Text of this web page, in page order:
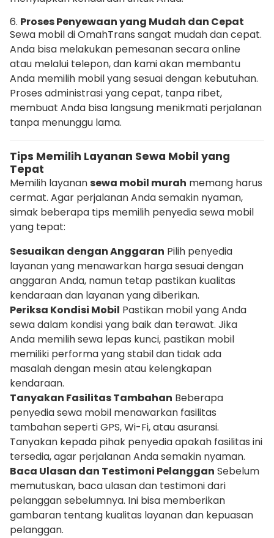
6. Proses Penyewaan yang Mudah dan Cepat
Sewa mobil di OmahTrans sangat mudah dan cepat.
Anda bisa melakukan pemesanan secara online
atau melalui telepon, dan kami akan membantu
Anda memilih mobil yang sesuai dengan kebutuhan.
Proses administrasi yang cepat, tanpa ribet,
membuat Anda bisa langsung menikmati perjalanan
tanpa menunggu lama.
Tips Memilih Layanan Sewa Mobil yang
Tepat
Memilih layanansewa mobil murah memang harus
cermat. Agar perjalanan Anda semakin nyaman,
simak beberapa tips memilih penyedia sewa mobil
yang tepat:
Sesuaikan dengan Anggaran Pilih penyedia
layanan yang menawarkan harga sesuai dengan
anggaran Anda, namun tetap pastikan kualitas
kendaraan dan layanan yang diberikan.
Periksa Kondisi Mobil Pastikan mobil yang Anda
sewa dalam kondisi yang baik dan terawat. Jika
Anda memilih sewa lepas kunci, pastikan mobil
memiliki performa yang stabil dan tidak ada
masalah dengan mesin atau kelengkapan
kendaraan.
Tanyakan Fasilitas Tambahan Beberapa
penyedia sewa mobil menawarkan fasilitas
tambahan seperti GPS, Wi-Fi, atau asuransi.
Tanyakan kepada pihak penyedia apakah fasilitas ini
tersedia, agar perjalanan Anda semakin nyaman.
Baca Ulasan dan Testimoni Pelanggan Sebelum
memutuskan, baca ulasan dan testimoni dari
pelanggan sebelumnya. Ini bisa memberikan
gambaran tentang kualitas layanan dan kepuasan
pelanggan.